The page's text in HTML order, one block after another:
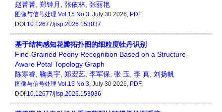
赵菁菁 郑钟月 张依林 张丽艳
图像与信号处理 Vol.15 No.3, July 30 2026, PDF,
DOI:10.12677/jisp.2026.153037
基于结构感知花瓣拓扑图的细粒度牡丹识别
Fine-Grained Peony Recognition Based on a Structure-
Aware Petal Topology Graph
陈寒睿 鞠奥宇 郑宏艺 李军保 张 玉 李 真 刘扬帆
图像与信号处理 Vol.15 No.3, July 30 2026, PDF,
DOI:10.12677/jisp.2026.153036